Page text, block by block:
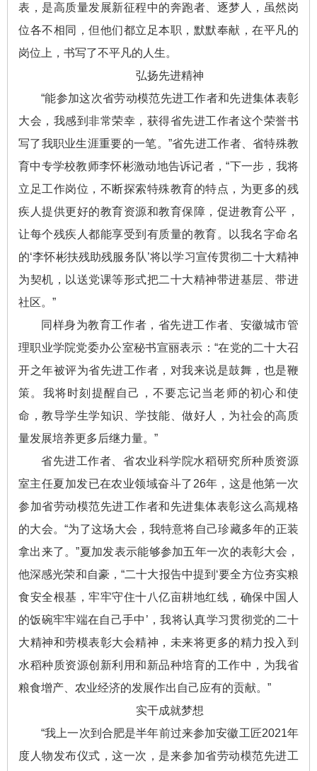
表，是高质量发展新征程中的奔跑者、逐梦人，虽然岗
位各不相同，但他们都立足本职，默默奉献，在平凡的
岗位上，书写了不平凡的人生。
弘扬先进精神
“能参加这次省劳动模范先进工作者和先进集体表彰
大会，我感到非常荣幸，获得省先进工作者这个荣誉书
写了我职业生涯重要的一笔。”省先进工作者、省特殊教
育中专学校教师李怀彬激动地告诉记者，“下一步，我将
立足工作岗位，不断探索特殊教育的特点，为更多的残
疾人提供更好的教育资源和教育保障，促进教育公平，
让每个残疾人都能享受到有质量的教育。以我名字命名
的‘李怀彬扶残助残服务队’将以学习宣传贯彻二十大精神
为契机，以送党课等形式把二十大精神带进基层、带进
社区。”
同样身为教育工作者，省先进工作者、安徽城市管
理职业学院党委办公室秘书宣丽表示：“在党的二十大召
开之年被评为省先进工作者，对我来说是鼓舞，也是鞭
策。我将时刻提醒自己，不要忘记当老师的初心和使
命，教导学生学知识、学技能、做好人，为社会的高质
量发展培养更多后继力量。”
省先进工作者、省农业科学院水稻研究所种质资源
室主任夏加发已在农业领域奋斗了26年，这是他第一次
参加省劳动模范先进工作者和先进集体表彰这么高规格
的大会。“为了这场大会，我特意将自己珍藏多年的正装
拿出来了。”夏加发表示能够参加五年一次的表彰大会，
他深感光荣和自豪，“二十大报告中提到‘要全方位夯实粮
食安全根基，牢牢守住十八亿亩耕地红线，确保中国人
的饭碗牢牢端在自己手中’，我将认真学习贯彻党的二十
大精神和劳模表彰大会精神，未来将更多的精力投入到
水稻种质资源创新利用和新品种培育的工作中，为我省
粮食增产、农业经济的发展作出自己应有的贡献。”
实干成就梦想
“我上一次到合肥是半年前过来参加安徽工匠2021年
度人物发布仪式，这一次，是来参加省劳动模范先进工